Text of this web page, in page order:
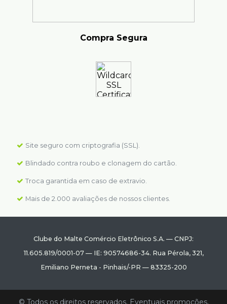
Compra Segura
Site seguro com criptografia (SSL).
Blindado contra roubo e clonagem do cartão.
Troca garantida em caso de extravio.
Mais de 2.000 avaliações de nossos clientes.
Clube do Malte Comércio Eletrônico S.A. — CNPJ:
11.605.819/0001-07— IE: 90574686-34. Rua Pérola, 321,
Emiliano Perneta - Pinhais/-PR — 83325-200
© Todos os direitos reservados. Eventuais promoções,